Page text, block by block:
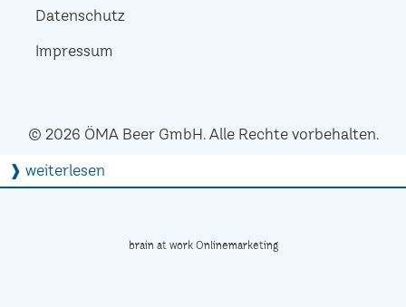
Datenschutz
Impressum
© 2026 ÖMA Beer GmbH. Alle Rechte vorbehalten.
❱ weiterlesen
brain at work Onlinemarketing